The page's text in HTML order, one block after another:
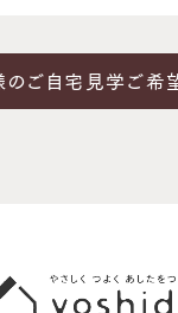
のご自宅見学ご希